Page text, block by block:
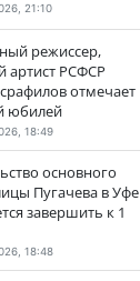
21:10
режиссер,
артист РСФСР
отмечает
юбилей
18:49
основного
Пугачева в Уфе
завершить к 1
18:48